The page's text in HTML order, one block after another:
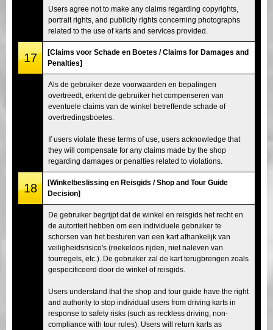
Users agree not to make any claims regarding copyrights,
portrait rights, and publicity rights concerning photographs
related to the use of karts and services provided.
17
[Claims voor Schade en Boetes / Claims for Damages and
Penalties]
Als de gebruiker deze voorwaarden en bepalingen
overtreedt, erkent de gebruiker het compenseren van
eventuele claims van de winkel betreffende schade of
overtredingsboetes.
If users violate these terms of use, users acknowledge that
they will compensate for any claims made by the shop
regarding damages or penalties related to violations.
18
[Winkelbeslissing en Reisgids / Shop and Tour Guide
Decision]
De gebruiker begrijpt dat de winkel en reisgids het recht en
de autoriteit hebben om een individuele gebruiker te
schorsen van het besturen van een kart afhankelijk van
veiligheidsrisico's (roekeloos rijden, niet naleven van
tourregels, etc.). De gebruiker zal de kart terugbrengen zoals
gespecificeerd door de winkel of reisgids.
Users understand that the shop and tour guide have the right
and authority to stop individual users from driving karts in
response to safety risks (such as reckless driving, non-
compliance with tour rules). Users will return karts as